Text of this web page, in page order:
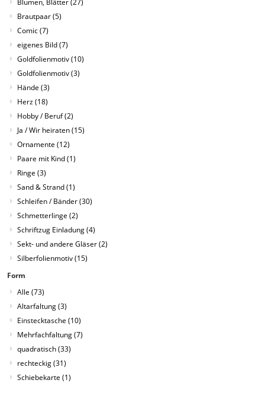
Blumen, Blätter(27)
Brautpaar(5)
Comic(7)
eigenes Bild(7)
Goldfolienmotiv(10)
Goldfolienmotiv(3)
Hände (3)
Herz(18)
Hobby / Beruf(2)
Ja / Wir heiraten(15)
Ornamente (12)
Paare mit Kind(1)
Ringe (3)
Sand & Strand(1)
Schleifen / Bänder(30)
Schmetterlinge (2)
Schriftzug Einladung(4)
Sekt- und andere Gläser(2)
Silberfolienmotiv(15)
Form
Alle (73)
Altarfaltung(3)
Einstecktasche (10)
Mehrfachfaltung(7)
quadratisch(33)
rechteckig(31)
Schiebekarte (1)